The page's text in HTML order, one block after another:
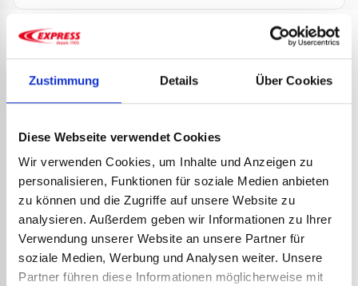
Zustimmung Details Über Cookies
Diese Webseite verwendet Cookies
Wir verwenden Cookies, um Inhalte und Anzeigen zu
personalisieren, Funktionen für soziale Medien anbieten
zu können und die Zugriffe auf unsere Website zu
analysieren. Außerdem geben wir Informationen zu Ihrer
Verwendung unserer Website an unsere Partner für
soziale Medien, Werbung und Analysen weiter. Unsere
Partner führen diese Informationen möglicherweise mit
PRODUKTE
PARTNER